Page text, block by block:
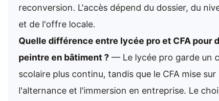
reconversion. L'accès dépend du dossier, du
et de l'offre locale.
Quelle différence entre lycée pro et CFA pour
peintre en bâtiment ? — Le lycée pro garde un
scolaire plus continu, tandis que le CFA mise sur
l'alternance et l'immersion en entreprise. Le